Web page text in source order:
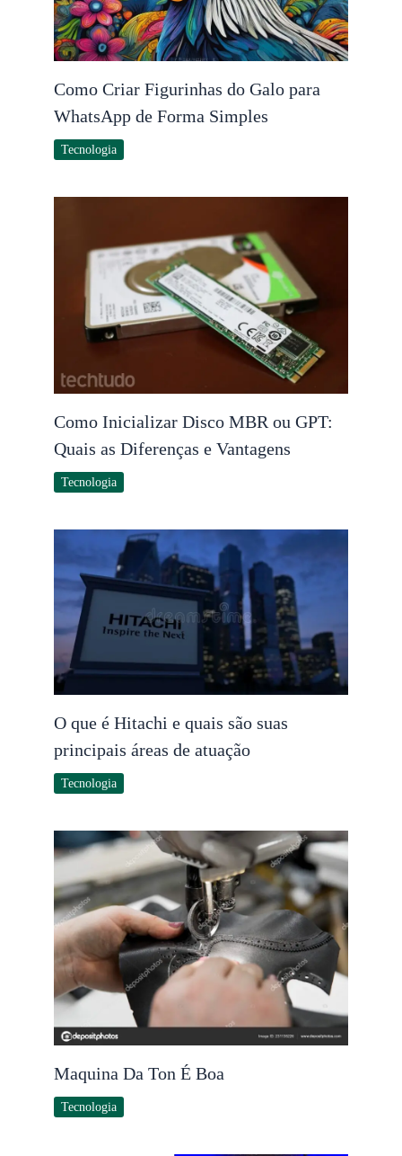
Como Criar Figurinhas do Galo para
WhatsApp de Forma Simples
Tecnologia
Como Inicializar Disco MBR ou GPT:
Quais as Diferenças e Vantagens
Tecnologia
O que é Hitachi e quais são suas
principais áreas de atuação
Tecnologia
Maquina Da Ton É Boa
Tecnologia